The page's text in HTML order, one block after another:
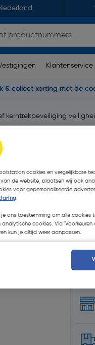
Klantenservice
& collect korting met de
kerntrekbeveiliging
| Stuk
Kies
cookies en vergelijkbare
de website, plaatsen wij ook
voor gepersonaliseerde
.
ons toestemming om alle cookies
cookies. Via 'Voorkeuren
kun je altijd weer aanpassen.